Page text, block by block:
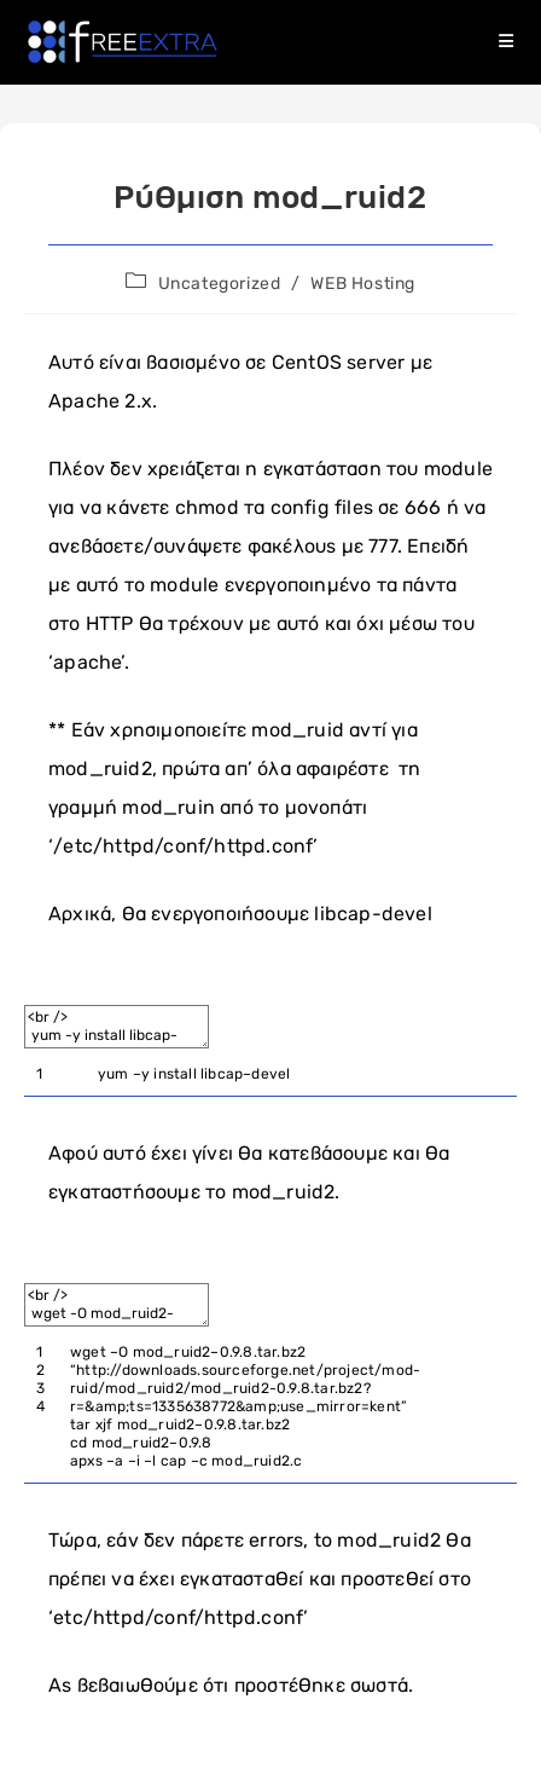
content
Ρύθμιση mod_ruid2
PostUncategorized / WEB Hosting
Αυτό είναι βασισμένο σε CentOS server με
Apache 2.x.
Πλέον δεν χρειάζεται η εγκατάσταση του module
για να κάνετε chmod τα config files σε 666 ή να
ανεβάσετε/συνάψετε φακέλους με 777. Επειδή
με αυτό το module ενεργοποιημένο τα πάντα
στο HTTP θα τρέχουν με αυτό και όχι μέσω του
‘apache’.
** Εάν χρησιμοποιείτε mod_ruid αντί για
mod_ruid2, πρώτα απ’ όλα αφαιρέστε τη
γραμμή mod_ruin από το μονοπάτι
‘/etc/httpd/conf/httpd.conf’
Αρχικά, θα ενεργοποιήσουμε libcap-devel
1 yum –y installlibcap–devel
Αφού αυτό έχει γίνει θα κατεβάσουμε και θα
εγκαταστήσουμε το mod_ruid2.
1
2
3
4
wget –O mod_ruid2–0.9.8.tar.bz2
“http://downloads.sourceforge.net/project/mod-
ruid/mod_ruid2/mod_ruid2-0.9.8.tar.bz2?
r=&amp;ts=1335638772&amp;use_mirror=kent”
tar xjf mod_ruid2–0.9.8.tar.bz2
cd mod_ruid2–0.9.8
apxs –a –i –l cap –c mod_ruid2.c
Τώρα, εάν δεν πάρετε errors, to mod_ruid2 θα
πρέπει να έχει εγκατασταθεί και προστεθεί στο
‘etc/httpd/conf/httpd.conf’
Ας βεβαιωθούμε ότι προστέθηκε σωστά.